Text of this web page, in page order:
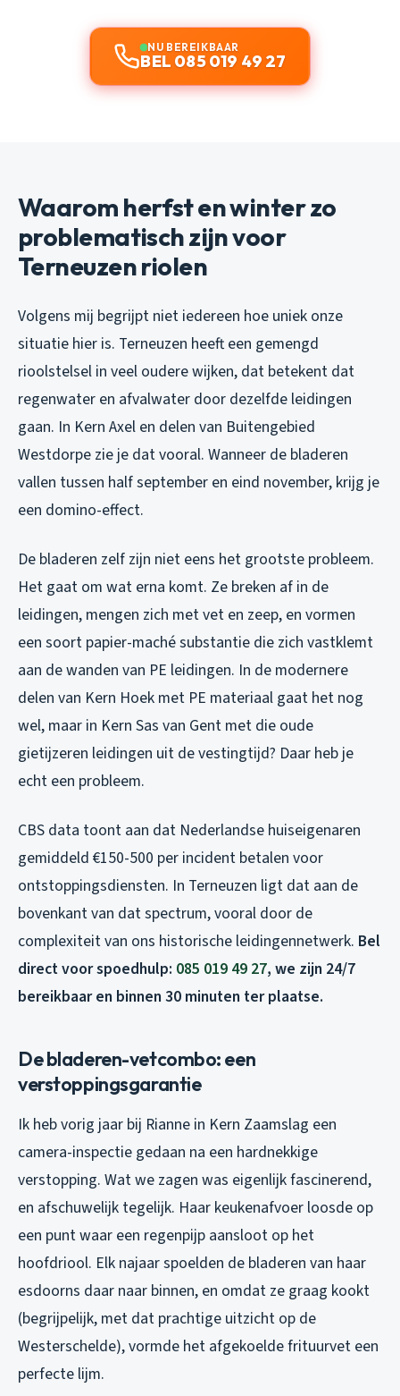
NU BEREIKBAAR
BEL 085 019 49 27
Waarom herfst en winter zo
problematisch zijn voor
Terneuzen riolen
Volgens mij begrijpt niet iedereen hoe uniek onze
situatie hier is. Terneuzen heeft een gemengd
rioolstelsel in veel oudere wijken, dat betekent dat
regenwater en afvalwater door dezelfde leidingen
gaan. In Kern Axel en delen van Buitengebied
Westdorpe zie je dat vooral. Wanneer de bladeren
vallen tussen half september en eind november, krijg je
een domino-effect.
De bladeren zelf zijn niet eens het grootste probleem.
Het gaat om wat erna komt. Ze breken af in de
leidingen, mengen zich met vet en zeep, en vormen
een soort papier-maché substantie die zich vastklemt
aan de wanden van PE leidingen. In de modernere
delen van Kern Hoek met PE materiaal gaat het nog
wel, maar in Kern Sas van Gent met die oude
gietijzeren leidingen uit de vestingtijd? Daar heb je
echt een probleem.
CBS data toont aan dat Nederlandse huiseigenaren
gemiddeld €150-500 per incident betalen voor
ontstoppingsdiensten. In Terneuzen ligt dat aan de
bovenkant van dat spectrum, vooral door de
complexiteit van ons historische leidingennetwerk. Bel
direct voor spoedhulp: 085 019 49 27, we zijn 24/7
bereikbaar en binnen 30 minuten ter plaatse.
De bladeren-vetcombo: een
verstoppingsgarantie
Ik heb vorig jaar bij Rianne in Kern Zaamslag een
camera-inspectie gedaan na een hardnekkige
verstopping. Wat we zagen was eigenlijk fascinerend,
en afschuwelijk tegelijk. Haar keukenafvoer loosde op
een punt waar een regenpijp aansloot op het
hoofdriool. Elk najaar spoelden de bladeren van haar
esdoorns daar naar binnen, en omdat ze graag kookt
(begrijpelijk, met dat prachtige uitzicht op de
Westerschelde), vormde het afgekoelde frituurvet een
perfecte lijm.